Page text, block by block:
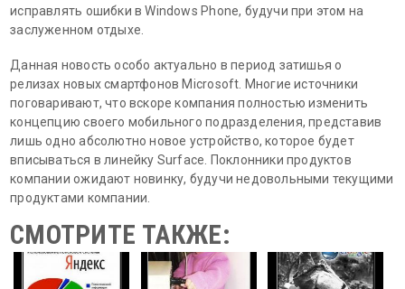
исправлять ошибки в Windows Phone, будучи при этом на
заслуженном отдыхе.
Данная новость особо актуально в период затишья о
релизах новых смартфонов Microsoft. Многие источники
поговаривают, что вскоре компания полностью изменить
концепцию своего мобильного подразделения, представив
лишь одно абсолютно новое устройство, которое будет
вписываться в линейку Surface. Поклонники продуктов
компании ожидают новинку, будучи недовольными текущими
продуктами компании.
СМОТРИТЕ ТАКЖЕ: